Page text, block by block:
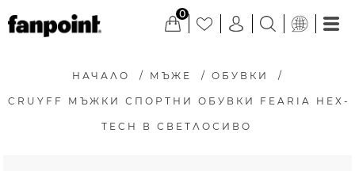
0
НАЧАЛО / МЪЖЕ / ОБУВКИ /
CRUYFF МЪЖКИ СПОРТНИ ОБУВКИ FEARIA HEX-
TECH В СВЕТЛОСИВО